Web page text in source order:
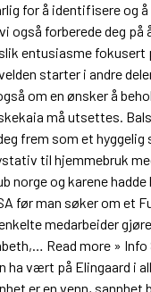
for å identifisere og
også forberede deg
entusiasme
starter i andre
om en ønsker å
må utsettes.
frem som et
til hjemmebruk
norge og karene
før man søker om et
medarbeider
Read more »
vært på Elingaard i
er en venn, sannhet